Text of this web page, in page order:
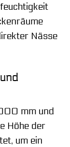
Nässe
mm und
Höhe der
um ein